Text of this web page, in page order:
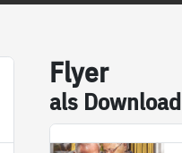
Fly­er
als Down­load